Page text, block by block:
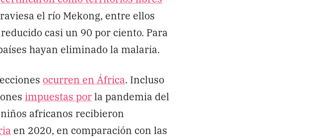
el río Mekong, entre ellos
casi un 90 por ciento. Para
hayan eliminado la malaria.
ocurren en África. Incluso
impuestas porla pandemia del
africanos recibieron
en 2020, en comparación con las